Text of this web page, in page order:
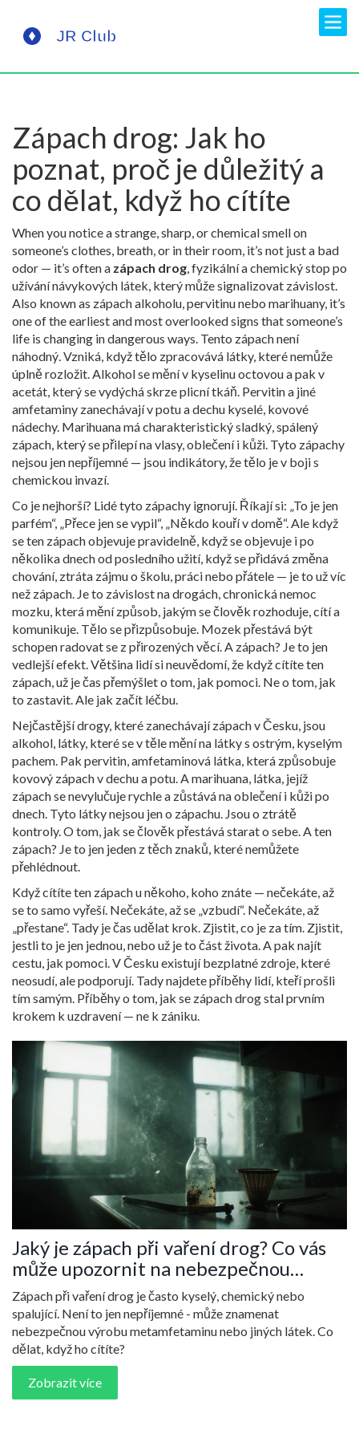
Zápach drog: Jak ho
poznat, proč je důležitý a
co dělat, když ho cítíte
When you notice a strange, sharp, or chemical smell on
someone’s clothes, breath, or in their room, it’s not just a bad
odor — it’s often a zápach drog,fyzikální a chemický stop po
užívání návykových látek, který může signalizovat závislost.
Also known as zápach alkoholu, pervitinu nebo marihuany, it’s
one of the earliest and most overlooked signs that someone’s
life is changing in dangerous ways. Tento zápach není
náhodný. Vzniká, když tělo zpracovává látky, které nemůže
úplně rozložit. Alkohol se mění v kyselinu octovou a pak v
acetát, který se vydýchá skrze plicní tkáň. Pervitin a jiné
amfetaminy zanechávají v potu a dechu kyselé, kovové
nádechy. Marihuana má charakteristický sladký, spálený
zápach, který se přilepí na vlasy, oblečení i kůži. Tyto zápachy
nejsou jen nepříjemné — jsou indikátory, že tělo je v boji s
chemickou invazí.
Co je nejhorší? Lidé tyto zápachy ignorují. Říkají si: „To je jen
parfém“, „Přece jen se vypil“, „Někdo kouří v domě“. Ale když
se ten zápach objevuje pravidelně, když se objevuje i po
několika dnech od posledního užití, když se přidává změna
chování, ztráta zájmu o školu, práci nebo přátele — je to už víc
než zápach. Je to závislost na drogách,chronická nemoc
mozku, která mění způsob, jakým se člověk rozhoduje, cítí a
komunikuje. Tělo se přizpůsobuje. Mozek přestává být
schopen radovat se z přirozených věcí. A zápach? Je to jen
vedlejší efekt. Většina lidí si neuvědomí, že když cítíte ten
zápach, už je čas přemýšlet o tom, jak pomoci. Ne o tom, jak
to zastavit. Ale jak začít léčbu.
Nejčastější drogy, které zanechávají zápach v Česku, jsou
alkohol, látky, které se v těle mění na látky s ostrým, kyselým
pachem. Pak pervitin,amfetaminová látka, která způsobuje
kovový zápach v dechu a potu.Amarihuana, látka, jejíž
zápach se nevylučuje rychle a zůstává na oblečení i kůži po
dnech. Tyto látky nejsou jen o zápachu. Jsou o ztrátě
kontroly. O tom, jak se člověk přestává starat o sebe. A ten
zápach? Je to jen jeden z těch znaků, které nemůžete
přehlédnout.
Když cítíte ten zápach u někoho, koho znáte — nečekáte, až
se to samo vyřeší. Nečekáte, až se „vzbudí“. Nečekáte, až
„přestane“. Tady je čas udělat krok. Zjistit, co je za tím. Zjistit,
jestli to je jen jednou, nebo už je to část života. A pak najít
cestu, jak pomoci. V Česku existují bezplatné zdroje, které
neosudí, ale podporují. Tady najdete příběhy lidí, kteří prošli
tím samým. Příběhy o tom, jak se zápach drog stal prvním
krokem k uzdravení — ne k zániku.
Jaký je zápach při vaření drog? Co vás
může upozornit na nebezpečnou
činnost
Zápach při vaření drog je často kyselý, chemický nebo
spalující. Není to jen nepříjemné - může znamenat
nebezpečnou výrobu metamfetaminu nebo jiných látek. Co
dělat, když ho cítíte?
Zobrazit více